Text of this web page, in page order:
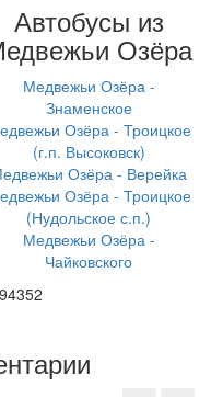
Автобусы из
Озёра
Медвежьи Озёра -
Знаменское
Озёра - Троицкое
(г.п. Высоковск)
Озёра - Верейка
Озёра - Троицкое
(Нудольское с.п.)
Медвежьи Озёра -
Чайковского